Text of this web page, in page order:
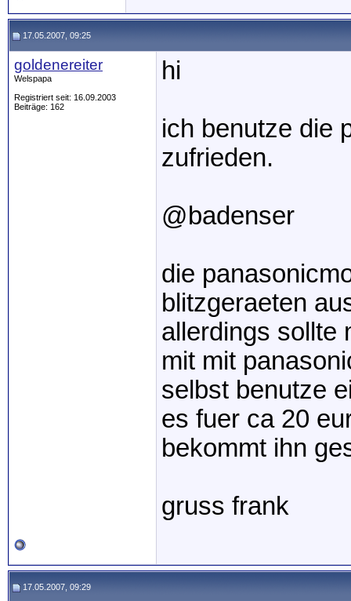
17.05.2007, 09:25
goldenereiter
Welspapa
Registriert seit: 16.09.2003
Beiträge: 162
hi
ich benutze die
zufrieden.
@badenser
die
blitzgeraeten
allerdings sollte
mit mit
selbst benutze
es fuer ca 20
bekommt ihn
gruss frank
17.05.2007, 09:29